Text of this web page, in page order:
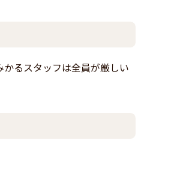
るスタッフは全員が厳しい